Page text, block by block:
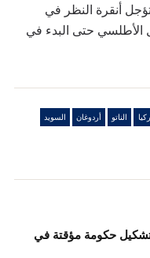
تؤجل أنقرة النظر في
حتى البدء في
الناتو أردوغان السويد
تشكيل حكومة مؤقتة في